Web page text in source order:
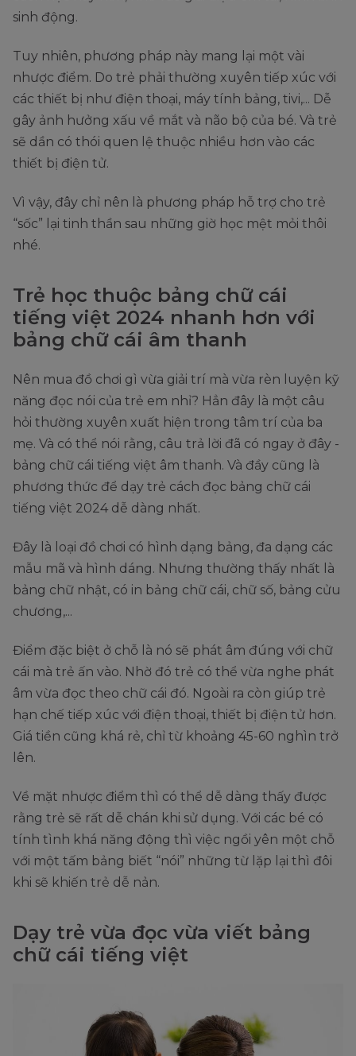
sinh động.
Tuy nhiên, phương pháp này mang lại một vài
nhược điểm. Do trẻ phải thường xuyên tiếp xúc với
các thiết bị như điện thoại, máy tính bảng, tivi,... Dễ
gây ảnh hưởng xấu về mắt và não bộ của bé. Và trẻ
sẽ dần có thói quen lệ thuộc nhiều hơn vào các
thiết bị điện tử.
Vì vậy, đây chỉ nên là phương pháp hỗ trợ cho trẻ
“sốc” lại tinh thần sau những giờ học mệt mỏi thôi
nhé.
Trẻ học thuộc bảng chữ cái
tiếng việt 2024 nhanh hơn với
bảng chữ cái âm thanh
Nên mua đồ chơi gì vừa giải trí mà vừa rèn luyện kỹ
năng đọc nói của trẻ em nhỉ? Hẳn đây là một câu
hỏi thường xuyên xuất hiện trong tâm trí của ba
mẹ. Và có thể nói rằng, câu trả lời đã có ngay ở đây -
bảng chữ cái tiếng việt âm thanh. Và đầy cũng là
phương thức để dạy trẻ cách đọc bảng chữ cái
tiếng việt 2024 dễ dàng nhất.
Đây là loại đồ chơi có hình dạng bảng, đa dạng các
mẫu mã và hình dáng. Nhưng thường thấy nhất là
bảng chữ nhật, có in bảng chữ cái, chữ số, bảng cửu
chương,...
Điểm đặc biệt ở chỗ là nó sẽ phát âm đúng với chữ
cái mà trẻ ấn vào. Nhờ đó trẻ có thể vừa nghe phát
âm vừa đọc theo chữ cái đó. Ngoài ra còn giúp trẻ
hạn chế tiếp xúc với điện thoại, thiết bị điện tử hơn.
Giá tiền cũng khá rẻ, chỉ từ khoảng 45-60 nghìn trở
lên.
Về mặt nhược điểm thì có thể dễ dàng thấy được
rằng trẻ sẽ rất dễ chán khi sử dụng. Với các bé có
tính tình khá năng động thì việc ngồi yên một chỗ
với một tấm bảng biết “nói” những từ lặp lại thì đôi
khi sẽ khiến trẻ dễ nản.
Dạy trẻ vừa đọc vừa viết bảng
chữ cái tiếng việt